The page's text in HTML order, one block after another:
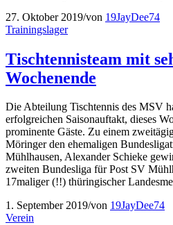
27. Oktober 2019/von 19JayDee74
Trainingslager
Tischtennisteam mit
Wochenende
Die Abteilung Tischtennis des MSV
erfolgreichen Saisonauftakt, dieses
prominente Gäste. Zu einem
Möringer den ehemaligen
Mühlhausen, Alexander Schieke
zweiten Bundesliga für Post SV
17maliger (!!) thüringischer
1. September 2019/von 19JayDee74
Verein